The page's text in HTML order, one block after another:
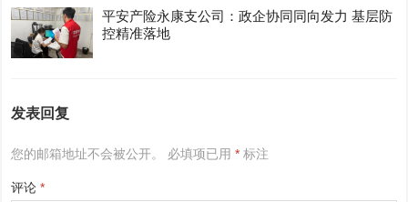
平安产险永康支公司：政企协同同向发力 基层防
控精准落地
发表回复
您的邮箱地址不会被公开。 必填项已用* 标注
评论*